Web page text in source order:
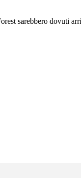
sarebbero dovuti